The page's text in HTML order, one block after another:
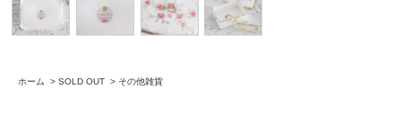
ホーム > SOLD OUT > その他雑貨